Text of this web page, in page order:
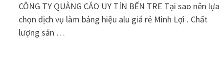
CÔNG TY QUẢNG CÁO UY TÍN BẾN TRE Tại sao nên
chọn dịch vụ làm bảng hiệu alu giá rẻ Minh Lợi . Chất
lượng sản …